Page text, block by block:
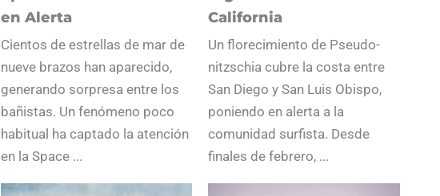
en Alerta
Cientos de estrellas de mar de
nueve brazos han aparecido,
generando sorpresa entre los
bañistas. Un fenómeno poco
habitual ha captado la atención
en la Space ...
California
Un florecimiento de Pseudo-
nitzschia cubre la costa entre
San Diego y San Luis Obispo,
poniendo en alerta a la
comunidad surfista. Desde
finales de febrero, ...